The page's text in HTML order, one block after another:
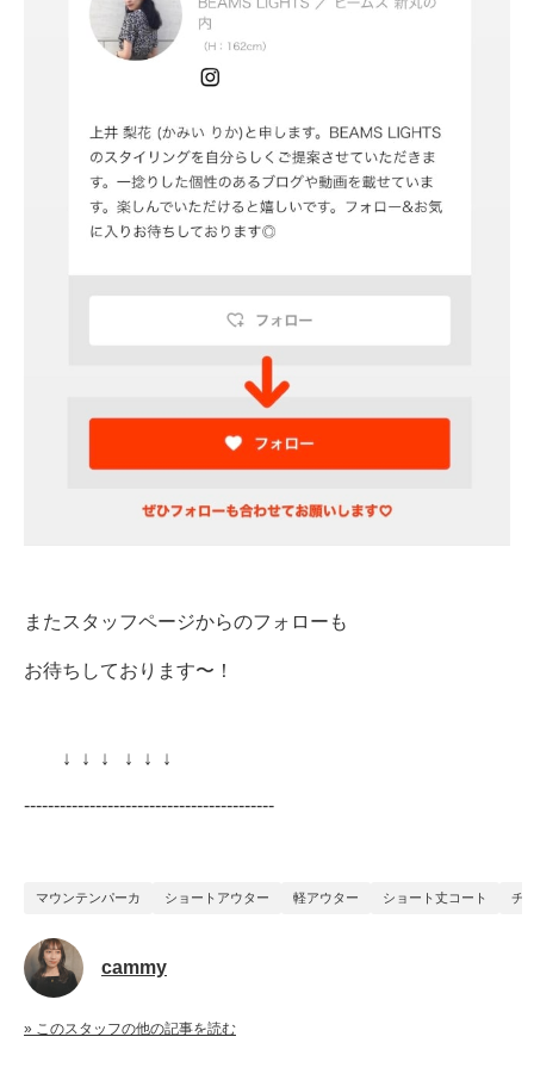
またスタッフページからのフォローも
お待ちしております〜！
↓ ↓ ↓ ↓ ↓ ↓
------------------------------------------
マウンテンパーカ ショートアウター 軽アウター ショート丈コート チ
cammy
» このスタッフの他の記事を読む